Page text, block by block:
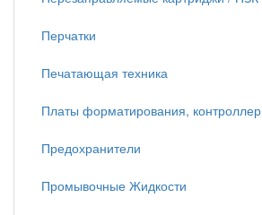
Перчатки
Печатающая техника
Платы форматирования, контроллер
Предохранители
Промывочные Жидкости